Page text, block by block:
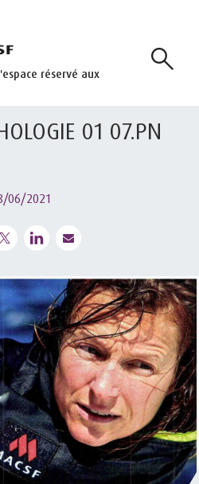
réservé aux
01 07.PN
06/2021